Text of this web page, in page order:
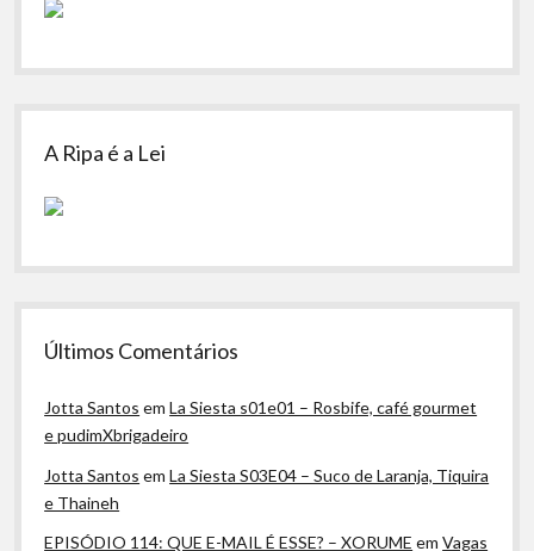
A Ripa é a Lei
Últimos Comentários
Jotta Santos emLa Siesta s01e01 – Rosbife, café gourmet
e pudimXbrigadeiro
Jotta Santos emLa Siesta S03E04 – Suco de Laranja, Tiquira
e Thaineh
EPISÓDIO 114: QUE E-MAIL É ESSE? – XORUME emVagas